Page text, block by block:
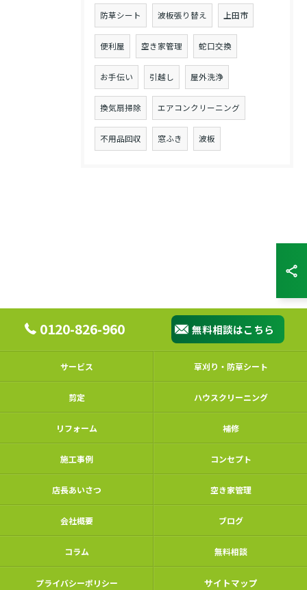
防草シート 波板張り替え 上田市
便利屋 空き家管理 蛇口交換
お手伝い 引越し 屋外洗浄
換気扇掃除 エアコンクリーニング
不用品回収 窓ふき 波板
0120-826-960 無料相談はこちら
サービス 草刈り・防草シート
剪定 ハウスクリーニング
リフォーム 補修
施工事例 コンセプト
店長あいさつ 空き家管理
会社概要 ブログ
コラム 無料相談
プライバシーポリシー サイトマップ